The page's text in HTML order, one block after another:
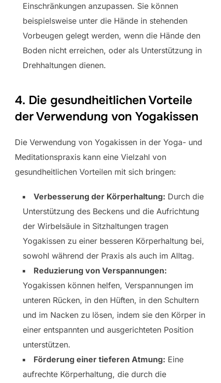
Einschränkungen anzupassen. Sie können
beispielsweise unter die Hände in stehenden
Vorbeugen gelegt werden, wenn die Hände den
Boden nicht erreichen, oder als Unterstützung in
Drehhaltungen dienen.
4. Die gesundheitlichen Vorteile
der Verwendung von Yogakissen
Die Verwendung von Yogakissen in der Yoga- und
Meditationspraxis kann eine Vielzahl von
gesundheitlichen Vorteilen mit sich bringen:
Verbesserung der Körperhaltung: Durch die
Unterstützung des Beckens und die Aufrichtung
der Wirbelsäule in Sitzhaltungen tragen
Yogakissen zu einer besseren Körperhaltung bei,
sowohl während der Praxis als auch im Alltag.
Reduzierung von Verspannungen:
Yogakissen können helfen, Verspannungen im
unteren Rücken, in den Hüften, in den Schultern
und im Nacken zu lösen, indem sie den Körper in
einer entspannten und ausgerichteten Position
unterstützen.
Förderung einer tieferen Atmung: Eine
aufrechte Körperhaltung, die durch die